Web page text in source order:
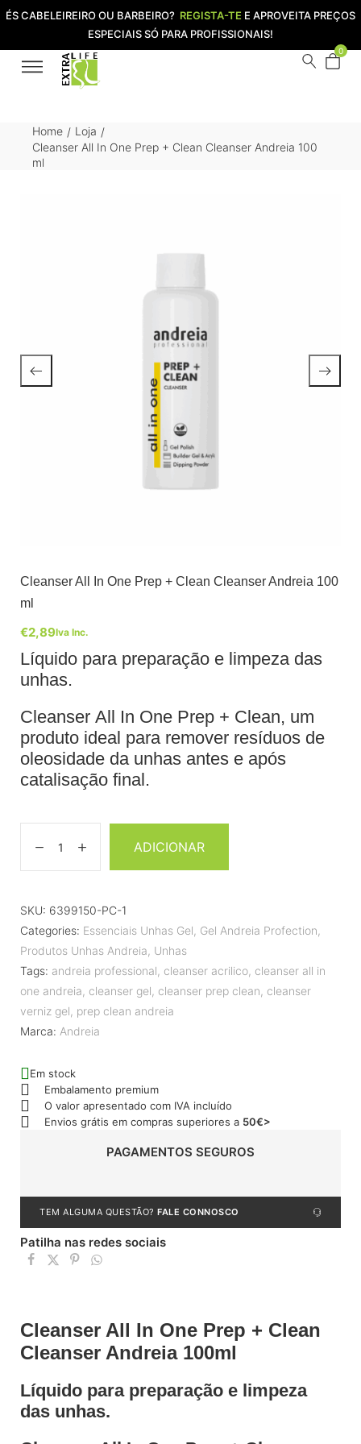
ÉS CABELEIREIRO OU BARBEIRO? REGISTA-TE E APROVEITA PREÇOS
ESPECIAIS SÓ PARA PROFISSIONAIS!
0
Home / Loja /
Cleanser All In One Prep + Clean Cleanser Andreia 100
ml
Cleanser All In One Prep + Clean Cleanser Andreia 100
ml
€2,89Iva Inc.
Líquido para preparação e limpeza das
unhas.
Cleanser All In One Prep + Clean, um
produto ideal para remover resíduos de
oleosidade da unhas antes e após
catalisação final.
ADICIONAR
SKU: 6399150-PC-1
Categories: Essenciais Unhas Gel, Gel Andreia Profection,
Produtos Unhas Andreia, Unhas
Tags: andreia professional, cleanser acrilico, cleanser all in
one andreia, cleanser gel, cleanser prep clean, cleanser
verniz gel, prep clean andreia
Marca: Andreia
Em stock
Embalamento premium
O valor apresentado com IVA incluído
Envios grátis em compras superiores a 50€>
PAGAMENTOS SEGUROS
TEM ALGUMA QUESTÃO? FALE CONNOSCO
Patilha nas redes sociais
Cleanser All In One Prep + Clean
Cleanser Andreia 100ml
Líquido para preparação e limpeza
das unhas.